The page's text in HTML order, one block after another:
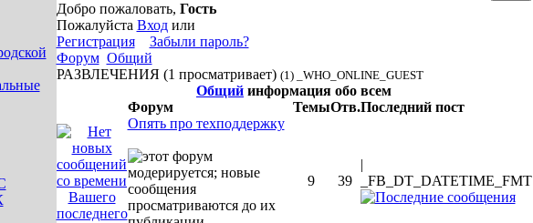
Добро пожаловать, Гость
Пожалуйста Входили
Регистрация
Забыли пароль?
Форум Общий
РАЗВЛЕЧЕНИЯ (1 просматривает) (1) _WHO_ONLINE_GUEST
Общий информация обо всем
Форум
ТемыОтв.Последний пост
Опять про техподдержку
9 39
|
_FB_DT_DATETIME_FMT